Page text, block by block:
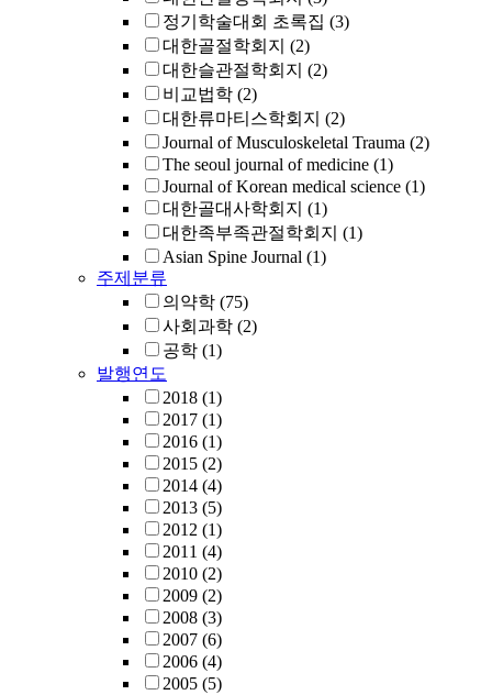
정기학술대회 초록집 (3)
대한골절학회지 (2)
대한슬관절학회지 (2)
비교법학 (2)
대한류마티스학회지 (2)
Journal of Musculoskeletal Trauma (2)
The seoul journal of medicine (1)
Journal of Korean medical science (1)
대한골대사학회지 (1)
대한족부족관절학회지 (1)
Asian Spine Journal (1)
주제분류
의약학 (75)
사회과학 (2)
공학 (1)
발행연도
2018 (1)
2017 (1)
2016 (1)
2015 (2)
2014 (4)
2013 (5)
2012 (1)
2011 (4)
2010 (2)
2009 (2)
2008 (3)
2007 (6)
2006 (4)
2005 (5)